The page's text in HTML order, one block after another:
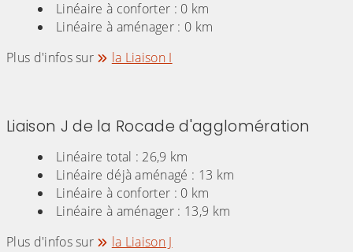
Linéaire à conforter : 0 km
Linéaire à aménager : 0 km
Plus d'infos sur
la Liaison I
Liaison J de la Rocade d'agglomération
Linéaire total : 26,9 km
Linéaire déjà aménagé : 13 km
Linéaire à conforter : 0 km
Linéaire à aménager : 13,9 km
Plus d'infos sur
la Liaison J